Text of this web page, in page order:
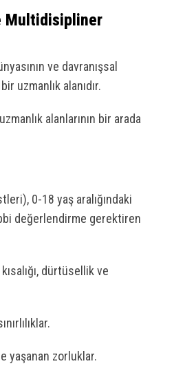
Multidisipliner
ve davranışsal
uzmanlık alanıdır.
alanlarının bir arada
0-18 yaş aralığındaki
değerlendirme gerektiren
dürtüsellik ve
yaşanan zorluklar.